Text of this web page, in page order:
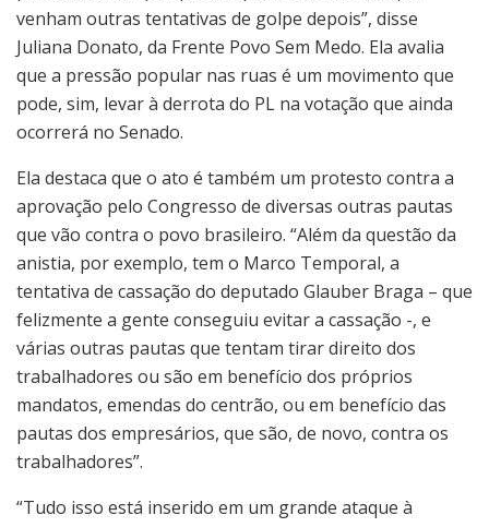
venham outras tentativas de golpe depois”, disse
Juliana Donato, da Frente Povo Sem Medo. Ela avalia
que a pressão popular nas ruas é um movimento que
pode, sim, levar à derrota do PL na votação que ainda
ocorrerá no Senado.
Ela destaca que o ato é também um protesto contra a
aprovação pelo Congresso de diversas outras pautas
que vão contra o povo brasileiro. “Além da questão da
anistia, por exemplo, tem o Marco Temporal, a
tentativa de cassação do deputado Glauber Braga – que
felizmente a gente conseguiu evitar a cassação -, e
várias outras pautas que tentam tirar direito dos
trabalhadores ou são em benefício dos próprios
mandatos, emendas do centrão, ou em benefício das
pautas dos empresários, que são, de novo, contra os
trabalhadores”.
“Tudo isso está inserido em um grande ataque à